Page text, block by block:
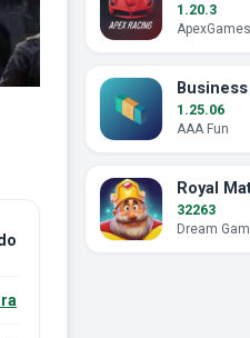
1.20.3
ApexGames
1.25.06
AAA Fun
32263
Dream